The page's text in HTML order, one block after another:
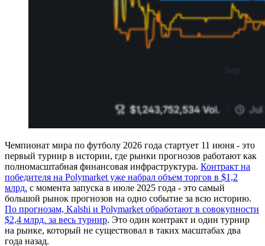
Чемпионат мира по футболу 2026 года стартует 11 июня - это
первый турнир в истории, где рынки прогнозов работают как
полномасштабная финансовая инфраструктура. Контракт на
победителя на Polymarket уже набрал объем торгов в $1,2
млрд. с момента запуска в июле 2025 года - это самый
большой рынок прогнозов на одно событие за всю историю.
По прогнозам, Kalshi и Polymarket обработают в совокупности
$2,4 млрд. за весь турнир. Это один контракт и один турнир
на рынке, который не существовал в таких масштабах два
года назад.